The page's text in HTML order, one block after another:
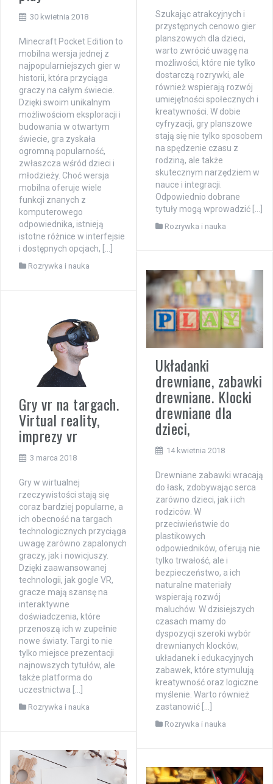
Szukając atrakcyjnych i
przystępnych cenowo gier
planszowych dla dzieci,
warto zwrócić uwagę na
możliwości, które nie tylko
dostarczą rozrywki, ale
również wspierają rozwój
umiejętności społecznych i
kreatywności. W dobie
cyfryzacji, gry planszowe
stają się nie tylko sposobem
na spędzenie czasu z
rodziną, ale także
skutecznym narzędziem w
nauce i integracji.
Odpowiednio dobrane
tytuły mogą wprowadzić […]
Rozrywka i nauka
30 kwietnia 2018
Minecraft Pocket Edition to
mobilna wersja jednej z
najpopularniejszych gier w
historii, która przyciąga
graczy na całym świecie.
Dzięki swoim unikalnym
możliwościom eksploracji i
budowania w otwartym
świecie, gra zyskała
ogromną popularność,
zwłaszcza wśród dzieci i
młodzieży. Choć wersja
mobilna oferuje wiele
funkcji znanych z
komputerowego
odpowiednika, istnieją
istotne różnice w interfejsie
i dostępnych opcjach, […]
Rozrywka i nauka
Układanki
drewniane, zabawki
drewniane. Klocki
drewniane dla
dzieci,
14 kwietnia 2018
Drewniane zabawki wracają
do łask, zdobywając serca
zarówno dzieci, jak i ich
rodziców. W
przeciwieństwie do
plastikowych
odpowiedników, oferują nie
tylko trwałość, ale i
bezpieczeństwo, a ich
naturalne materiały
wspierają rozwój
maluchów. W dzisiejszych
czasach mamy do
dyspozycji szeroki wybór
drewnianych klocków,
układanek i edukacyjnych
zabawek, które stymulują
kreatywność oraz logiczne
myślenie. Warto również
zastanowić […]
Rozrywka i nauka
Gry vr na targach.
Virtual reality,
imprezy vr
3 marca 2018
Gry w wirtualnej
rzeczywistości stają się
coraz bardziej popularne, a
ich obecność na targach
technologicznych przyciąga
uwagę zarówno zapalonych
graczy, jak i nowicjuszy.
Dzięki zaawansowanej
technologii, jak gogle VR,
gracze mają szansę na
interaktywne
doświadczenia, które
przenoszą ich w zupełnie
nowe światy. Targi to nie
tylko miejsce prezentacji
najnowszych tytułów, ale
także platforma do
uczestnictwa […]
Rozrywka i nauka